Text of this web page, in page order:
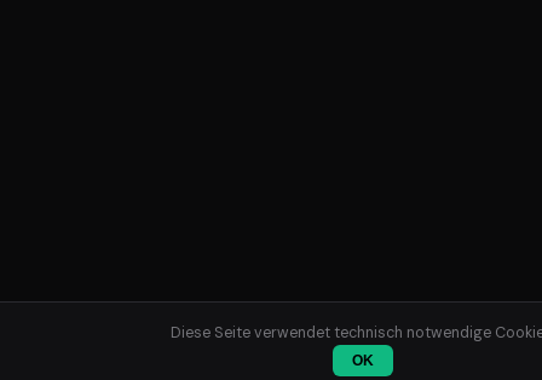
Diese Seite verwendet technisch notwendige
OK